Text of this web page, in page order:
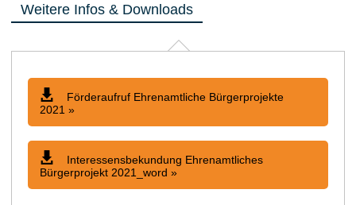
Weitere Infos & Downloads
Förderaufruf Ehrenamtliche Bürgerprojekte
2021 »
Interessensbekundung Ehrenamtliches
Bürgerprojekt 2021_word »